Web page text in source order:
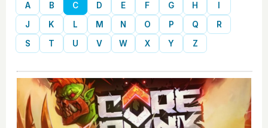
A B C D E F G H
J
K L M N O P Q
R
S
T U V W X Y Z